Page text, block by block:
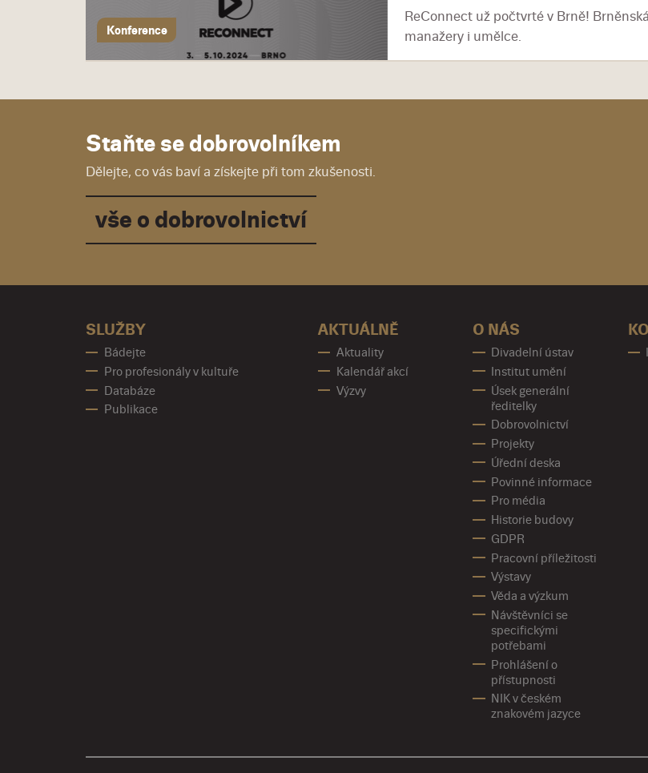
Konference
ReConnect už počtvrté v Brně!
manažery i umělce.
Staňte se dobrovolníkem
Dělejte, co vás baví a získejte při tom zkušenosti.
vše o dobrovolnictví
SLUŽBY
Bádejte
Pro profesionály v kultuře
Databáze
Publikace
AKTUÁLNĚ
Aktuality
Kalendář akcí
Výzvy
O NÁS
Divadelní ústav
Institut umění
Úsek generální
ředitelky
Dobrovolnictví
Projekty
Úřední deska
Povinné informace
Pro média
Historie budovy
GDPR
Pracovní příležitosti
Výstavy
Věda a výzkum
Návštěvníci se
specifickými
potřebami
Prohlášení o
přístupnosti
NIK v českém
znakovém jazyce